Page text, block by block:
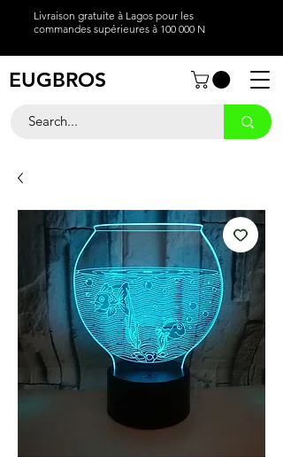
Livraison gratuite à Lagos pour les
commandes supérieures à 100 000 N
EUGBROS